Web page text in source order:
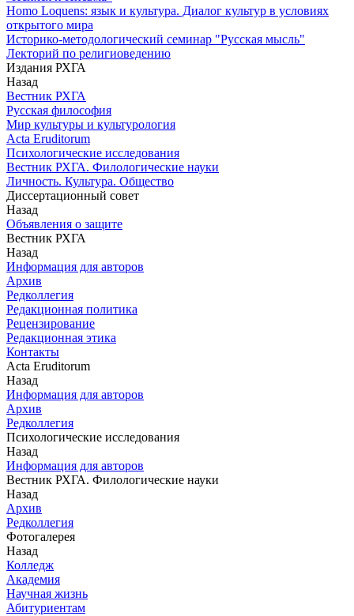
Homo Loquens: язык и культура. Диалог культур в условиях
открытого мира
Историко-методологический семинар "Русская мысль"
Лекторий по религиоведению
Издания РХГА
Назад
Вестник РХГА
Русская философия
Мир культуры и культурология
Acta Eruditorum
Психологические исследования
Вестник РХГА. Филологические науки
Личность. Культура. Общество
Диссертационный совет
Назад
Объявления о защите
Вестник РХГА
Назад
Информация для авторов
Архив
Редколлегия
Редакционная политика
Рецензирование
Редакционная этика
Контакты
Acta Eruditorum
Назад
Информация для авторов
Архив
Редколлегия
Психологические исследования
Назад
Информация для авторов
Вестник РХГА. Филологические науки
Назад
Архив
Редколлегия
Фотогалерея
Назад
Колледж
Академия
Научная жизнь
Абитуриентам